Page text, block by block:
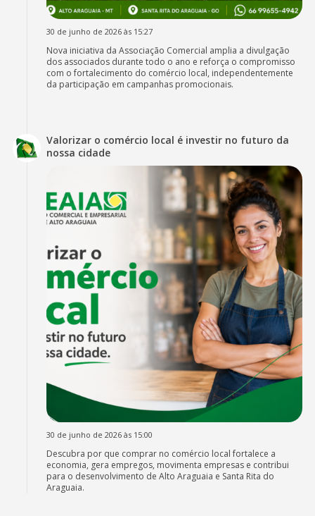
30 de junho de 2026 às 15:27
Nova iniciativa da Associação Comercial amplia a divulgação
dos associados durante todo o ano e reforça o compromisso
com o fortalecimento do comércio local, independentemente
da participação em campanhas promocionais.
Valorizar o comércio local é investir no futuro da
nossa cidade
30 de junho de 2026 às 15:00
Descubra por que comprar no comércio local fortalece a
economia, gera empregos, movimenta empresas e contribui
para o desenvolvimento de Alto Araguaia e Santa Rita do
Araguaia.